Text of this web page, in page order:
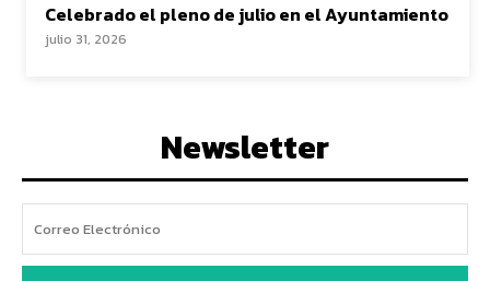
Celebrado el pleno de julio en el Ayuntamiento
julio 31, 2026
Newsletter